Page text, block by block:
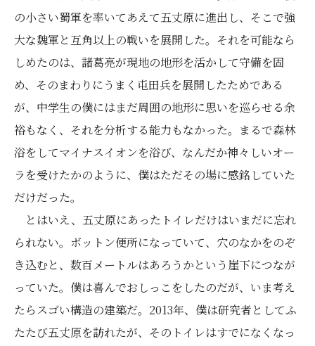
の小さい蜀軍を率いてあえて五丈原に進出し、そこで強
大な魏軍と互角以上の戦いを展開した。それを可能なら
しめたのは、諸葛亮が現地の地形を活かして守備を固
め、そのまわりにうまく屯田兵を展開したためである
が、中学生の僕にはまだ周囲の地形に思いを巡らせる余
裕もなく、それを分析する能力もなかった。まるで森林
浴をしてマイナスイオンを浴び、なんだか神々しいオー
ラを受けたかのように、僕はただその場に感銘していた
だけだった。
とはいえ、五丈原にあったトイレだけはいまだに忘れ
られない。ボットン便所になっていて、穴のなかをのぞ
き込むと、数百メートルはあろうかという崖下につなが
っていた。僕は喜んでおしっこをしたのだが、いま考え
たらスゴい構造の建築だ。2013年、僕は研究者としてふ
たたび五丈原を訪れたが、そのトイレはすでになくなっ